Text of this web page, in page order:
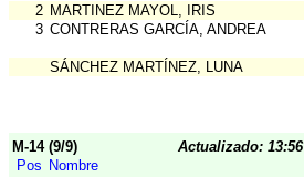
2 MARTINEZ MAYOL, IRIS
3 CONTRERAS GARCÍA, ANDREA
SÁNCHEZ MARTÍNEZ, LUNA
M-14 (9/9) Actualizado: 13:56
Pos Nombre